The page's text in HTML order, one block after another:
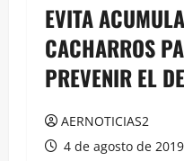
EVITA
CACHARROS
PREVENIR EL
AERNOTICIAS2
4 de agosto de 2019